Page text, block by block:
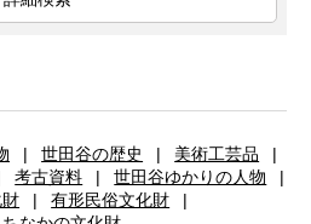
| 世田谷の歴史 | 美術工芸品
|
考古資料 | 世田谷ゆかりの人物
|
| 有形民俗文化財
|